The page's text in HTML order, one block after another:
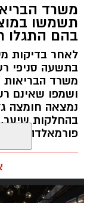
מקצועי, לפתח
ופרויקטים
חיבור בין עולם
בין דרישות
תואר אקדמי
גבוהה.
ניסיון
ניסיון
יכולת
ואירועי תוכן.
משרד
תשמשו
בהם התגלו
לאחר בדיקות
בתשעה סניפי
משרד הבריאות
ושמפו שאינם
נמצאה חומצה
בהחלקות שיער,
פורמאלדהיד -